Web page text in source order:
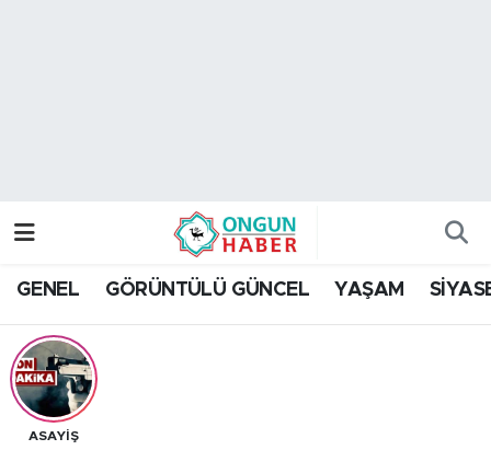
GENEL GÖRÜNTÜLÜ GÜNCEL YAŞAM
ASAYİŞ
Trafik Durumu
Tüm Manşetler
Son Dakika Haberleri